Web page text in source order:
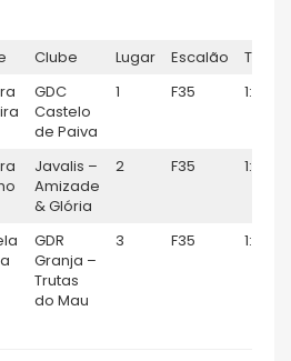
Clube Lugar Escalão
GDC
Castelo
de Paiva
1 F35 1:08:36
Javalis –
Amizade
& Glória
2 F35 1:26:14
GDR
Granja –
Trutas
do Mau
3 F35 1:28:41